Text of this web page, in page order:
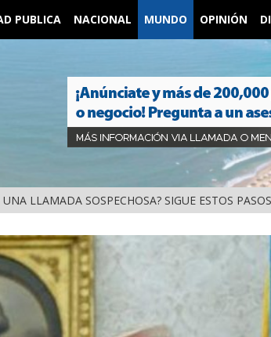
PUBLICA NACIONAL MUNDO OPINIÓN
UNA LLAMADA SOSPECHOSA? SIGUE ESTOS